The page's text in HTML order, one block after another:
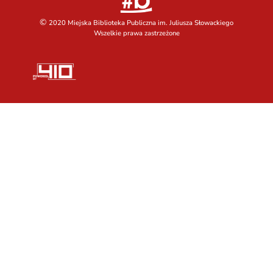
© 2020 Miejska Biblioteka Publiczna im. Juliusza Słowackiego
Wszelkie prawa zastrzeżone